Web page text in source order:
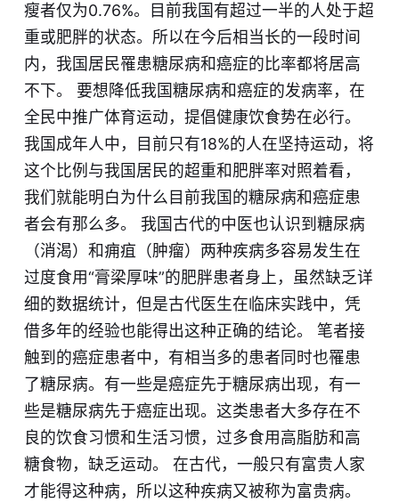
瘦者仅为0.76%​。目前我国有超过一半的人处于超
重或肥胖的状态。所以在今后相当长的一段时间
内，我国居民罹患糖尿病和癌症的比率都将居高
不下。 要想降低我国糖尿病和癌症的发病率，在
全民中推广体育运动，提倡健康饮食势在必行。
我国成年人中，目前只有18%的人在坚持运动，将
这个比例与我国居民的超重和肥胖率对照着看，​
我们就能明白为什么目前我国的糖尿病和癌症患
者会有那么多。 我国古代的中医也认识到糖尿病
（消渴）和痈疽（肿瘤）两种疾病多容易发生在
过度食用“膏梁厚味”的肥胖患者身上，虽然缺乏详
细的数据统计，但是古代医生在临床实践中，凭
借多年的经验也能得出这种正确的结论。 笔者接
触到的癌症患者中，有相当多的患者同时也罹患
了糖尿病。有一些是癌症先于糖尿病出现，有一
些是糖尿病先于癌症出现。这类患者大多存在不
良的饮食习惯和生活习惯，过多食用高脂肪和高
糖食物，缺乏运动。 在古代，一般只有富贵人家
才能得这种病，所以这种疾病又被称为富贵病。